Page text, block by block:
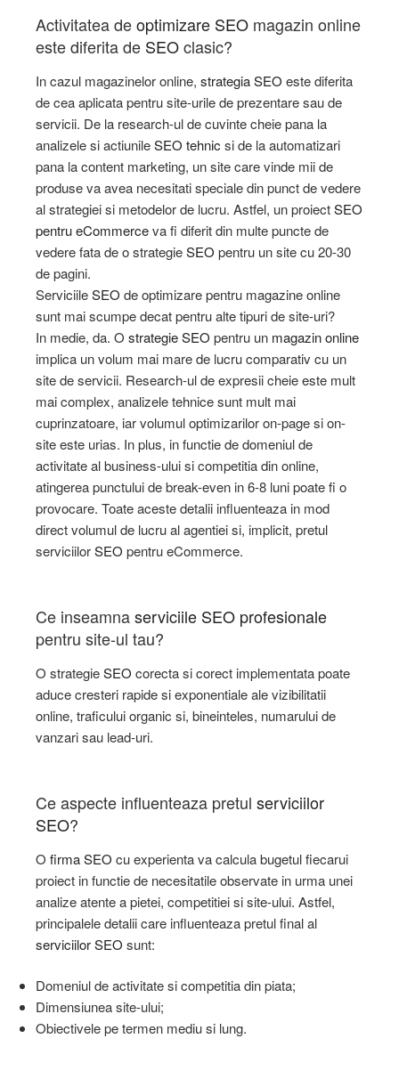
Activitatea deoptimizare SEO magazin online
este diferita de SEOclasic?
In cazul magazinelor online, strategia SEO este diferita
de cea aplicata pentru site-urile de prezentare sau de
servicii. De la research-ul de cuvinte cheie pana la
analizele si actiunileSEO tehnic si de la automatizari
pana la content marketing, un site care vinde mii de
produse va avea necesitati speciale din punct de vedere
al strategiei si metodelor de lucru. Astfel, un proiectSEO
pentru eCommerceva fi diferit din multe puncte de
vedere fata de o strategieSEO pentru un site cu 20-30
de pagini.
ServiciileSEO de optimizare pentru magazine online
sunt mai scumpe decat pentru alte tipuri de site-uri?
In medie, da. O strategie SEO pentru un magazin online
implica un volum mai mare de lucru comparativ cu un
site de servicii. Research-ul de expresii cheie este mult
mai complex, analizele tehnice sunt mult mai
cuprinzatoare, iar volumul optimizarilor on-page si on-
site este urias. In plus, in functie de domeniul de
activitate al business-ului si competitia din online,
atingerea punctului de break-even in 6-8 luni poate fi o
provocare. Toate aceste detalii influenteaza in mod
direct volumul de lucru al agentiei si, implicit, pretul
serviciilorSEO pentru eCommerce.
Ce inseamnaserviciile SEO profesionale
pentru site-ul tau?
O strategieSEO corecta si corect implementata poate
aduce cresteri rapide si exponentiale ale vizibilitatii
online, traficului organic si, bineinteles, numarului de
vanzari sau lead-uri.
Ce aspecte influenteaza pretul serviciilor
SEO?
O firma SEO cu experienta va calcula bugetul fiecarui
proiect in functie de necesitatile observate in urma unei
analize atente a pietei, competitiei si site-ului. Astfel,
principalele detalii care influenteaza pretul final al
serviciilor SEO sunt:
Domeniul de activitate si competitia din piata;
Dimensiunea site-ului;
Obiectivele pe termen mediu si lung.